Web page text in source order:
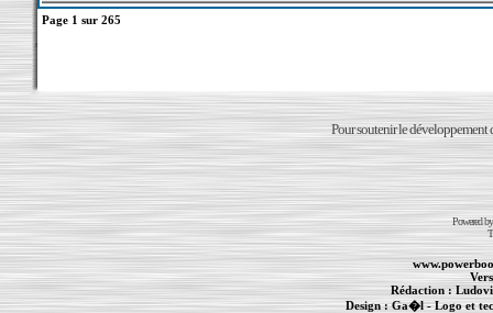
Page 1 sur 265
Pour soutenir le développement
Powered
Rédaction :
Design :Ga�l- Logo et